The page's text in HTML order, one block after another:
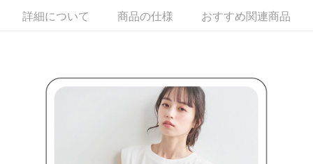
1. 本サービスは「台湾大哥大株式会社」（以下「当社」といいます）によ
情報（名前、電話または住所を含む）を台湾大哥大に提供し、収集、処理
および利用するために、当社があなた本人と分割請求書に必要な情報の確
3. 完全なユーザーサービス規約については、以下のリンクを参照してくだ
約商品や商品到着日が比較的遅い商品）。そのため、商品到着の有無に関
き、限度額が設定されます。
2.決済金額は最低NT$20です。
3.現在、台湾の会員のみご利用いただけます。
三、利用規約「AFTEE代金後払い」（以下当サービスという）はネットプ
ロテクションズ（以下 AFTEE という）が提供し、AFTEEが代金を徴収し
ます。当サービスご利用の際に提供しなければならない個人情報（注文者
送料無料
詳細について 商品の仕様 おすすめ関連商品